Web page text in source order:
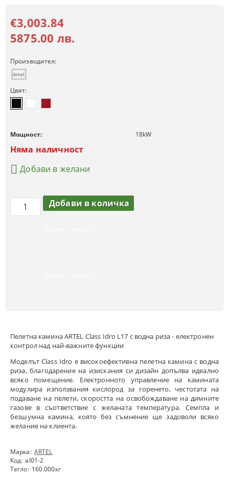
Пелетнa каминa ARTEL Class Idro L17 с водна риза - електронен
контрол над най-важните функции
Моделът Class Idro e високоефективна пелетна камина с водна
риза, благодарение на изискания си дизайн допълва идеално
всяко помещение. Електронното управление на камината
модулира използвания кислород за горенето, честотата на
подаване на пелети, скоростта на освобождаване на димните
газове в съответствие с желаната температура. Семпла и
безшумна камина, която без съмнение ще задоволи всяко
желание на клиента.
Марка: ARTEL
Код: al01-2
Тегло: 160.000кг
€3,003.84
5875.00 лв.
Производител:
Artel
Цвят:
Мощност: 18kW
Няма наличност
Добави в желани